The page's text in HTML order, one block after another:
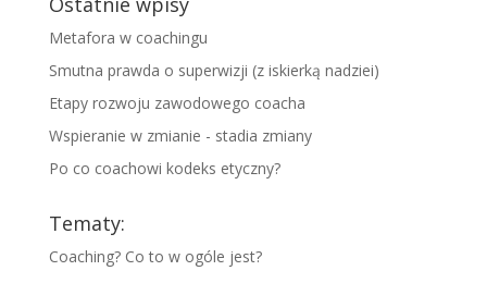
Metafora w coachingu
Smutna prawda o superwizji (z iskierką nadziei)
Etapy rozwoju zawodowego coacha
Wspieranie w zmianie - stadia zmiany
Po co coachowi kodeks etyczny?
Tematy:
Coaching? Co to w ogóle jest?